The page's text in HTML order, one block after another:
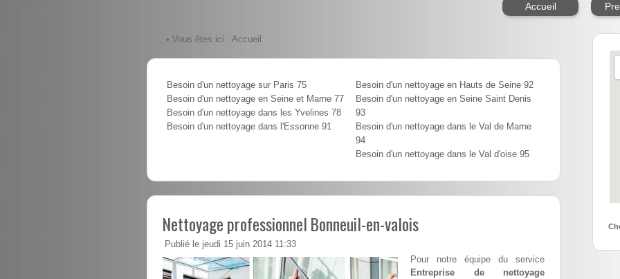
Accueil
• Vous êtes ici : Accueil
Besoin d'un nettoyage sur Paris 75
Besoin d'un nettoyage en Seine et Marne 77
Besoin d'un nettoyage dans les Yvelines 78
Besoin d'un nettoyage dans l'Essonne 91
Besoin d'un nettoyage en Hauts de Seine 92
Besoin d'un nettoyage en Seine Saint Denis
93
Besoin d'un nettoyage dans le Val de Marne
94
Besoin d'un nettoyage dans le Val d'oise 95
Nettoyage professionnel Bonneuil-en-valois
Publié le jeudi 15 juin 2014 11:33
Pour notre équipe du service
Entreprise de nettoyage